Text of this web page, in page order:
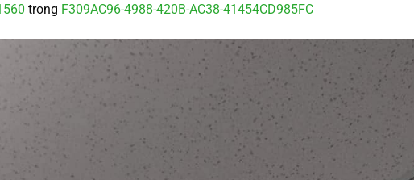
trong F309AC96-4988-420B-AC38-41454CD985FC